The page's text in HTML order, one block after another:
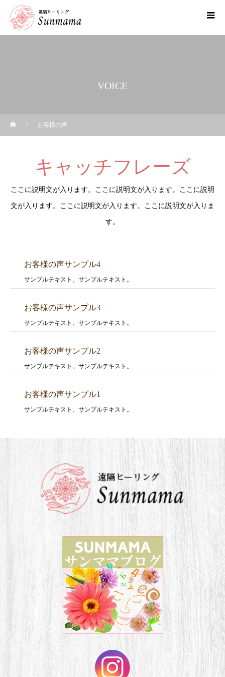
VOICE
お客様の声
キャッチフレーズ
ここに説明文が入ります。ここに説明文が入ります。ここに説明
文が入ります。ここに説明文が入ります。ここに説明文が入りま
す。
お客様の声サンプル4
サンプルテキスト。サンプルテキスト。
お客様の声サンプル3
サンプルテキスト。サンプルテキスト。
お客様の声サンプル2
サンプルテキスト。サンプルテキスト。
お客様の声サンプル1
サンプルテキスト。サンプルテキスト。